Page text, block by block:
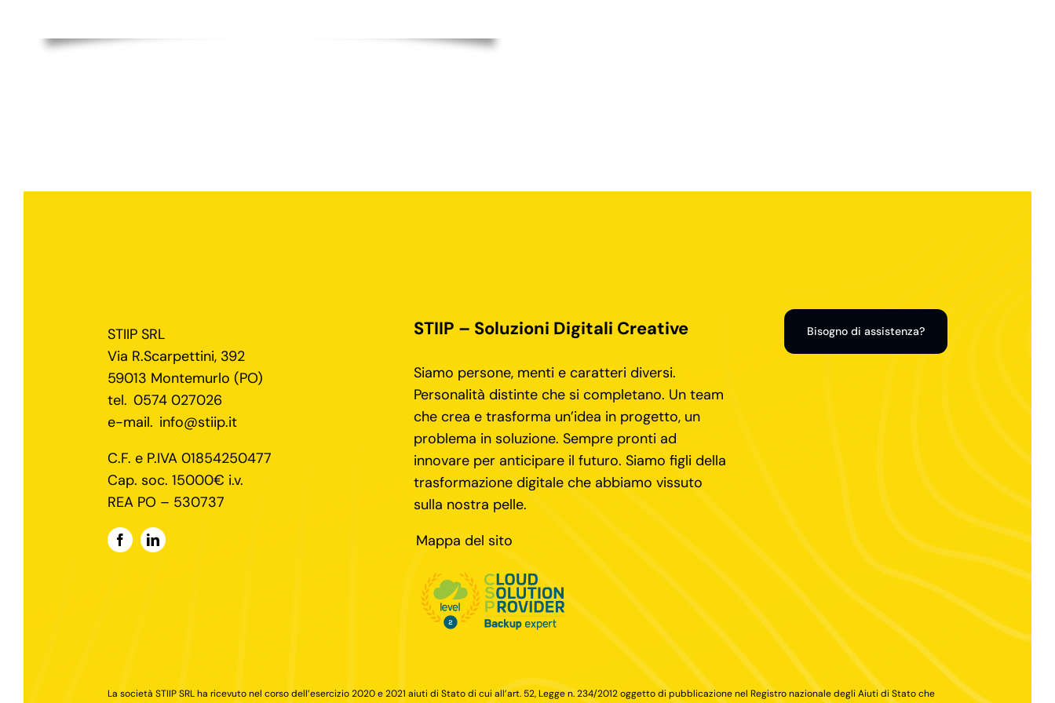
STIIP SRL
Via R.Scarpettini, 392
59013 Montemurlo (PO)
tel. 0574 027026
e-mail. info@stiip.it
C.F. e P.IVA 01854250477
Cap. soc. 15000€ i.v.
REA PO – 530737
STIIP – Soluzioni Digitali Creative
Siamo persone, menti e caratteri diversi.
Personalità distinte che si completano. Un team
che crea e trasforma un’idea in progetto, un
problema in soluzione. Sempre pronti ad
innovare per anticipare il futuro. Siamo figli della
trasformazione digitale che abbiamo vissuto
sulla nostra pelle.
Mappa del sito
Bisogno di assistenza?
La società STIIP SRL ha ricevuto nel corso dell’esercizio 2020 e 2021 aiuti di Stato di cui all’art. 52, Legge n. 234/2012 oggetto di pubblicazione nel Registro nazionale degli Aiuti di Stato che